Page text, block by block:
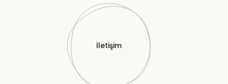
İletişim